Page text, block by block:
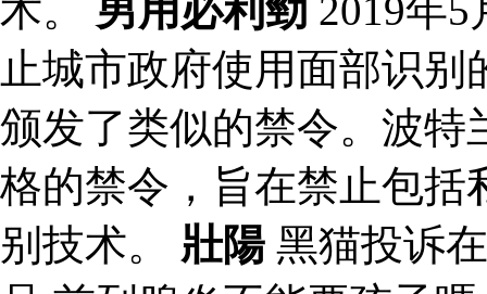
术。 男用必利勁 2019年
止城市政府使用面部识
颁发了类似的禁令。波特
格的禁令，旨在禁止包括
别技术。 壯陽 黑猫投诉